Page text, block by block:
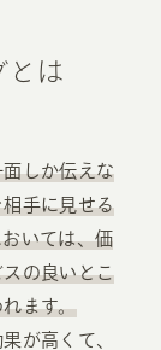
とは
しか伝えな
手に見せる
いては、価
の良いとこ
ます。
が高くて、